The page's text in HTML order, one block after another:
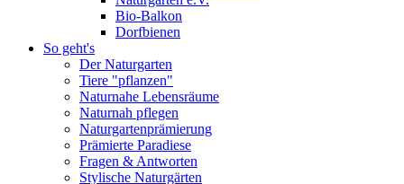
Bio-Balkon
Dorfbienen
So geht's
Der Naturgarten
Tiere "pflanzen"
Naturnahe Lebensräume
Naturnah pflegen
Naturgartenprämierung
Prämierte Paradiese
Fragen & Antworten
Stylische Naturgärten